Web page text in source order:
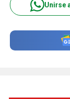
Unirse